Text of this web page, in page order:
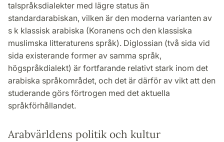
talspråksdialekter med lägre status än
standardarabiskan, vilken är den moderna varianten av
s k klassisk arabiska (Koranens och den klassiska
muslimska litteraturens språk). Diglossian (två sida vid
sida existerande former av samma språk,
högspråkdialekt) är fortfarande relativt stark inom det
arabiska språkområdet, och det är därför av vikt att den
studerande görs förtrogen med det aktuella
språkförhållandet.
Arabvärldens politik och kultur